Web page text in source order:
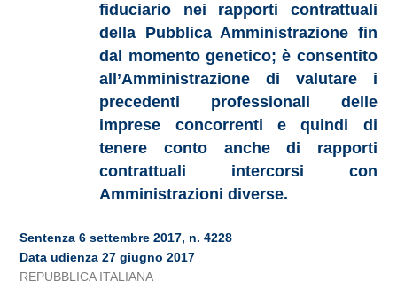
fiduciario nei rapporti contrattuali
della Pubblica Amministrazione fin
dal momento genetico; è consentito
all’Amministrazione di valutare i
precedenti professionali delle
imprese concorrenti e quindi di
tenere conto anche di rapporti
contrattuali intercorsi con
Amministrazioni diverse.
Sentenza 6 settembre 2017, n. 4228
Data udienza 27 giugno 2017
REPUBBLICA ITALIANA